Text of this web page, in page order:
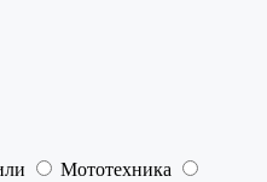
Мототехника